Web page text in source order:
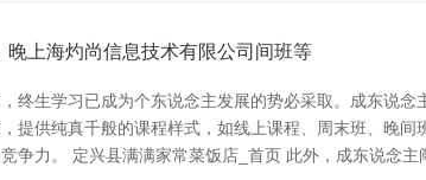
晚上海灼尚信息技术有限公司间班等
终生学习已成为个东说念主发展的势必采取。成东说
提供纯真千般的课程样式，如线上课程、周末班、晚
争力。 定兴县满满家常菜饭店_首页 此外，成东说念